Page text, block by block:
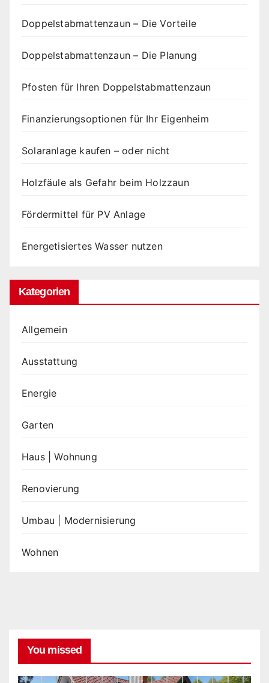
Doppelstabmattenzaun – Die Vorteile
Doppelstabmattenzaun – Die Planung
Pfosten für Ihren Doppelstabmattenzaun
Finanzierungsoptionen für Ihr Eigenheim
Solaranlage kaufen – oder nicht
Holzfäule als Gefahr beim Holzzaun
Fördermittel für PV Anlage
Energetisiertes Wasser nutzen
Kategorien
Allgemein
Ausstattung
Energie
Garten
Haus | Wohnung
Renovierung
Umbau | Modernisierung
Wohnen
You missed